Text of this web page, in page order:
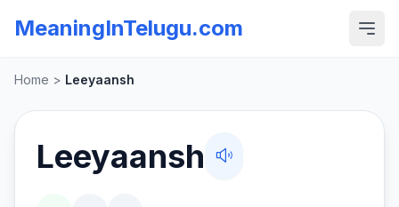
MeaningInTelugu.com
Home > Leeyaansh
Leeyaansh